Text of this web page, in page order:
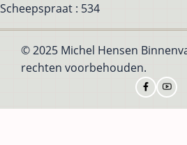
Scheepspraat : 534
© 2025 Michel Hensen
rechten voorbehouden.